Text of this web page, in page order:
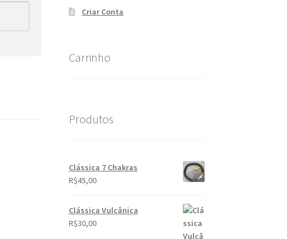
Criar Conta
Carrinho
Produtos
Clássica 7 Chakras
R$45,00
Clássica Vulcânica
R$30,00